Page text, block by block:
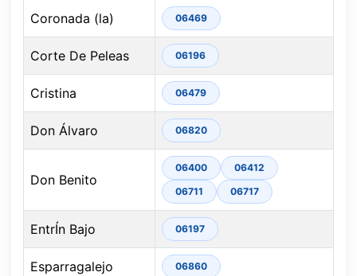
Coronada (la) 06469
Corte De Peleas 06196
Cristina 06479
Don Álvaro 06820
Don Benito
06400
06412
06711
06717
EntrÍn Bajo 06197
Esparragalejo 06860